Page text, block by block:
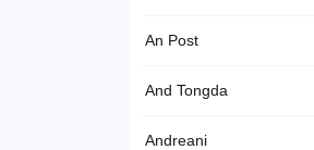
An Post
And Tongda
Andreani